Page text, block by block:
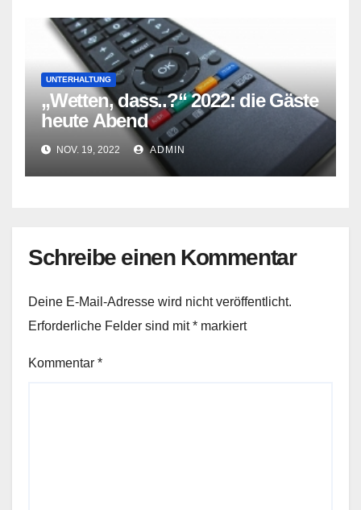
UNTERHALTUNG
„Wetten, dass..?“ 2022: die Gäste
heute Abend
NOV. 19, 2022 ADMIN
Schreibe einen Kommentar
Deine E-Mail-Adresse wird nicht veröffentlicht.
Erforderliche Felder sind mit* markiert
Kommentar *